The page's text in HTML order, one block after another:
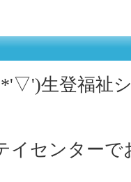
生登福祉
イセンター